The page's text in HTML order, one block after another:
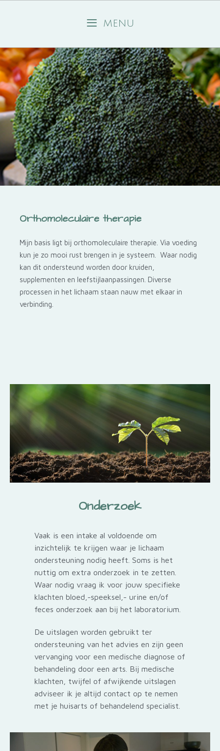
MENU
Orthomoleculaire therapie
Mijn basis ligt bij orthomoleculaire therapie. Via voeding
kun je zo mooi rust brengen in je systeem. Waar nodig
kan dit ondersteund worden door kruiden,
supplementen en leefstijlaanpassingen. Diverse
processen in het lichaam staan nauw met elkaar in
verbinding.
Onderzoek
Vaak is een intake al voldoende om
inzichtelijk te krijgen waar je lichaam
ondersteuning nodig heeft. Soms is het
nuttig om extra onderzoek in te zetten.
Waar nodig vraag ik voor jouw specifieke
klachten bloed,-speeksel,- urine en/of
feces onderzoek aan bij het laboratorium.
De uitslagen worden gebruikt ter
ondersteuning van het advies en zijn geen
vervanging voor een medische diagnose of
behandeling door een arts. Bij medische
klachten, twijfel of afwijkende uitslagen
adviseer ik je altijd contact op te nemen
met je huisarts of behandelend specialist.